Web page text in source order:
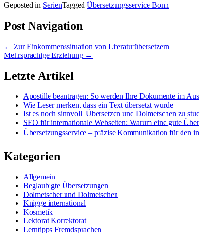
Geposted in SerienTagged Übersetzungsservice Bonn
Post Navigation
← Zur Einkommenssituation von Literaturübersetzern
Mehrsprachige Erziehung →
Letzte Artikel
Apostille beantragen: So werden Ihre Dokumente im
Wie Leser merken, dass ein Text übersetzt wurde
Ist es noch sinnvoll, Übersetzen und Dolmetschen zu
SEO für internationale Webseiten: Warum eine gute
Übersetzungsservice – präzise Kommunikation für den
Kategorien
Allgemein
Beglaubigte Übersetzungen
Dolmetscher und Dolmetschen
Knigge international
Kosmetik
Lektorat Korrektorat
Lerntipps Fremdsprachen